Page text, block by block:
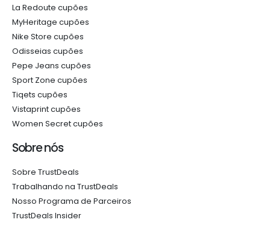
La Redoute cupões
MyHeritage cupões
Nike Store cupões
Odisseias cupões
Pepe Jeans cupões
Sport Zone cupões
Tiqets cupões
Vistaprint cupões
Women Secret cupões
Sobre nós
Sobre TrustDeals
Trabalhando na TrustDeals
Nosso Programa de Parceiros
TrustDeals Insider